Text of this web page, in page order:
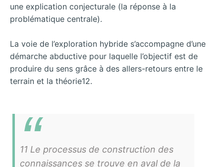
une explication conjecturale (la réponse à la
problématique centrale).
La voie de l’exploration hybride s’accompagne d’une
démarche abductive pour laquelle l’objectif est de
produire du sens grâce à des allers-retours entre le
terrain et la théorie12.
11 Le processus de construction des
connaissances se trouve en aval de la